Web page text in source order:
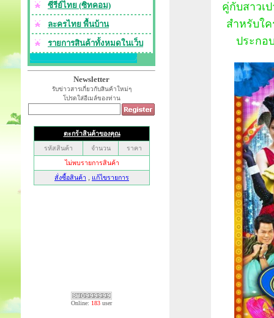
ซีรีย์ไทย (ซิทคอม)
ละครไทย พื้นบ้าน
รายการสินค้าทั้งหมดในเว็บ
Newsletter
รับข่าวสารเกี่ยวกับสินค้าใหม่ๆ
โปรดใส่อีเมล์ของท่าน
Online: 183 user
คู่กับสาวเ
สำหรับใ
ประกอ